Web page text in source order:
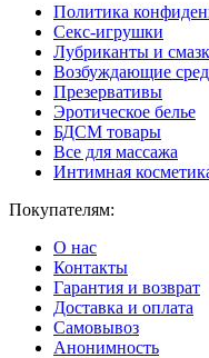
Политика
Секс-игрушки
Лубриканты и
Возбуждающие
Презервативы
Эротическое белье
БДСМ товары
Все для массажа
Интимная
Покупателям:
О нас
Контакты
Гарантия и возврат
Доставка и оплата
Самовывоз
Анонимность